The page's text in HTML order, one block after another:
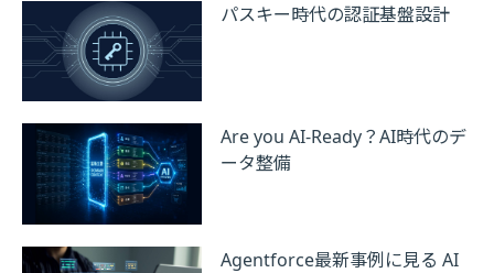
パスキー時代の認証基盤設計
Are you AI-Ready？AI時代のデ
ータ整備
Agentforce最新事例に見る AI